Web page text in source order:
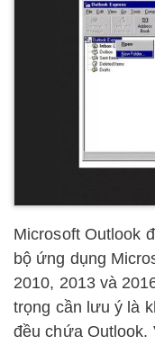
Microsoft Outlook
bộ ứng dụng
2010, 2013 và
trọng cần lưu ý là
đều chứa Outlook.